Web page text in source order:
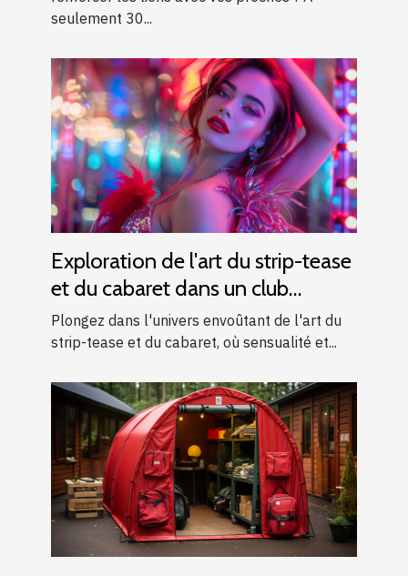
seulement 30...
Exploration de l'art du strip-tease
et du cabaret dans un club
moderne
Plongez dans l'univers envoûtant de l'art du
strip-tease et du cabaret, où sensualité et...